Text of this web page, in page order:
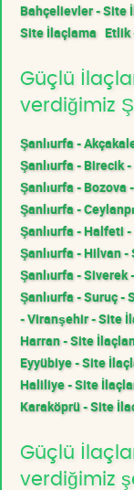
Bahçelievler - Site
Site İlaçlama Etlik
Güçlü
verdiğimiz
Şanlıurfa -
Şanlıurfa - Birecik
Şanlıurfa - Bozova
Şanlıurfa -
Şanlıurfa - Halfeti
Şanlıurfa - Hilvan
Şanlıurfa - Siverek
Şanlıurfa - Suruç -
- Viranşehir - Site
Harran - Site
Eyyübiye - Site
Haliliye - Site
Karaköprü - Site
Güçlü
verdiğimiz